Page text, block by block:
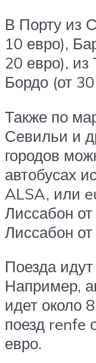
В Порту из
10 евро),
20 евро), из
Бордо (от
Также по
Севильи и
городов
автобусах
ALSA, или
Лиссабон
Лиссабон
Поезда
Например,
идет около
поезд renfe
евро.